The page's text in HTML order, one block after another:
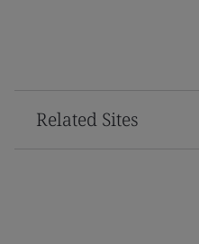
Related Sites